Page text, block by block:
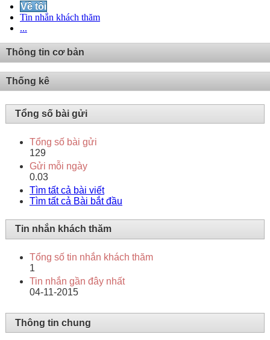
Về tôi
Tin nhắn khách thăm
...
Thông tin cơ bản
Thống kê
Tổng số bài gửi
Tổng số bài gửi
129
Gửi mỗi ngày
0.03
Tìm tất cả bài viết
Tìm tất cả Bài bắt đầu
Tin nhắn khách thăm
Tổng số tin nhắn khách thăm
1
Tin nhắn gần đây nhất
04-11-2015
Thông tin chung